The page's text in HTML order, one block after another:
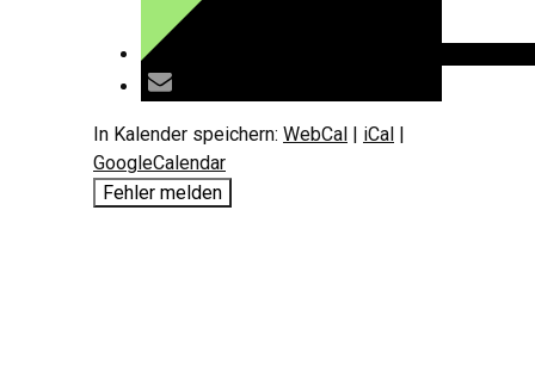
In Kalender speichern: WebCal | iCal |
GoogleCalendar
Fehler melden